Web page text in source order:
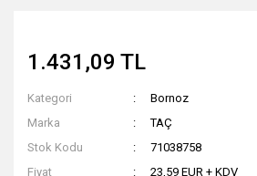
1.431,09 TL
Kategori
Bornoz
Marka
TAÇ
Stok Kodu
71038758
Fiyat
23,59 EUR + KDV